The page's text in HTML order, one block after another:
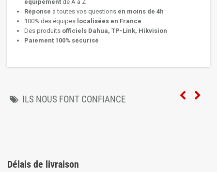
équipement de A à Z
Réponse à toutes vos questions en moins de 4h
100% des équipes localisées en France
Des produits officiels Dahua, TP-Link, Hikvision
Paiement 100% sécurisé
ILS NOUS FONT CONFIANCE
Délais de livraison